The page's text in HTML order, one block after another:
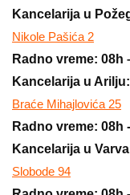
Kancelarija u
Nikole Pašića 2
Radno vreme: 08h
Kancelarija u Arilju:
Braće Mihajlovića 25
Radno vreme: 08h
Kancelarija u
Slobode 94